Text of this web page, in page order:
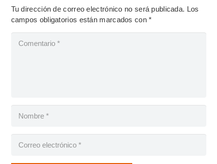
Tu dirección de correo electrónico no será publicada. Los
campos obligatorios están marcados con*